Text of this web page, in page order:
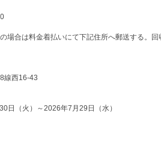
場合は料金着払いにて下記住所へ郵送する。回
線西16-43
日（火）～2026年7月29日（水）